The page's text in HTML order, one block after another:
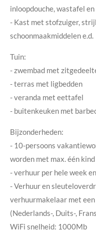
inloopdouche, wastafel
- Kast met stofzuiger,
schoonmaakmiddelen e.d.
Tuin:
- zwembad met
- terras met ligbedden
- veranda met eettafel
- buitenkeuken met
Bijzonderheden:
- 10-persoons
worden met max. één
- verhuur per hele week
- Verhuur en
verhuurmakelaar met
(Nederlands-, Duits-,
WiFi snelheid: 1000Mb